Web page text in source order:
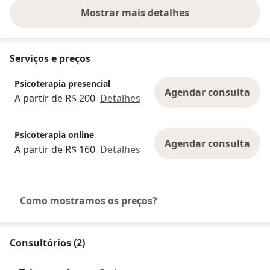
Mostrar mais detalhes
sobre a experiência
Serviços e preços
Psicoterapia presencial
A partir de R$ 200 Detalhes Agendar consulta
Psicoterapia online
A partir de R$ 160 Detalhes Agendar consulta
Como mostramos os preços?
Consultórios (2)